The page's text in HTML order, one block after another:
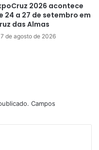
2026 acontece
24 a 27 de setembro em
das Almas
7 de agosto de 2026
Campos